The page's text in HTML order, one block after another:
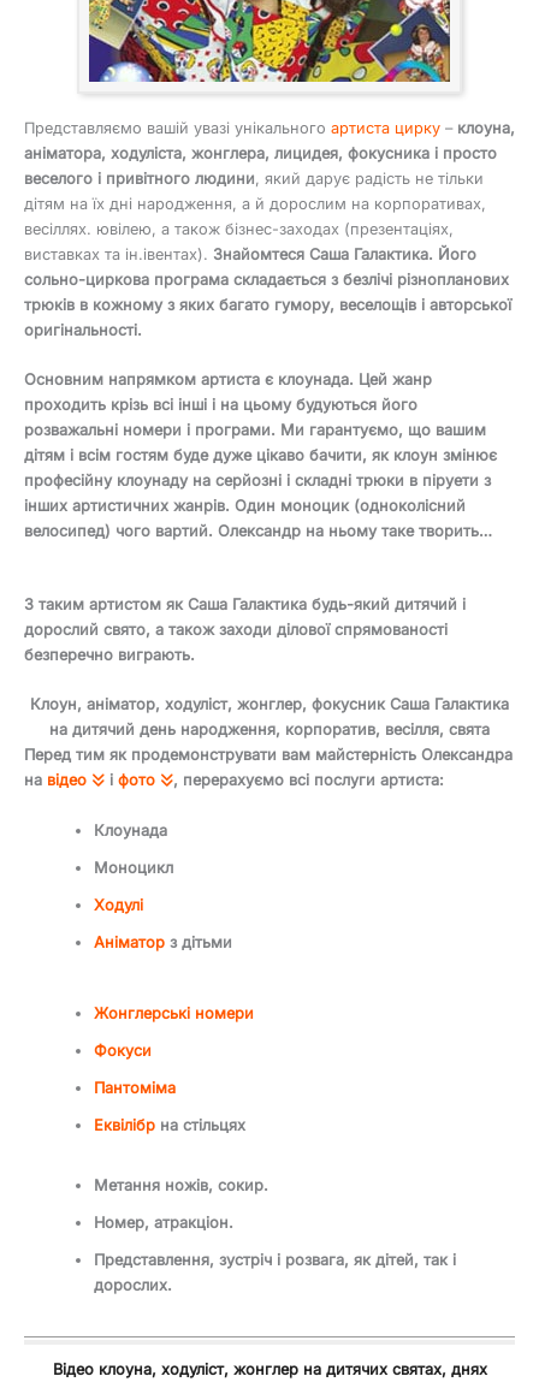
Представляємо вашій увазі унікального артиста цирку – клоуна,
аніматора, ходуліста, жонглера, лицидея, фокусника і просто
веселого і привітного людини, який дарує радість не тільки
дітям на їх дні народження, а й дорослим на корпоративах,
весіллях. ювілею, а також бізнес-заходах (презентаціях,
виставках та ін.івентах). Знайомтеся Саша Галактика. Його
сольно-циркова програма складається з безлічі різнопланових
трюків в кожному з яких багато гумору, веселощів і авторської
оригінальності.
Основним напрямком артиста є клоунада. Цей жанр
проходить крізь всі інші і на цьому будуються його
розважальні номери і програми. Ми гарантуємо, що вашим
дітям і всім гостям буде дуже цікаво бачити, як клоун змінює
професійну клоунаду на серйозні і складні трюки в піруети з
інших артистичних жанрів. Один моноцик (одноколісний
велосипед) чого вартий. Олександр на ньому таке творить…
З таким артистом як Саша Галактика будь-який дитячий і
дорослий свято, а також заходи ділової спрямованості
безперечно виграють.
Клоун, аніматор, ходуліст, жонглер, фокусник Саша Галактика
на дитячий день народження, корпоратив, весілля, свята
Перед тим як продемонструвати вам майстерність Олександра
на відео і фото , перерахуємо всі послуги артиста:
Клоунада
Моноцикл
Ходулі
Аніматор з дітьми
Жонглерські номери
Фокуси
Пантоміма
Еквілібр на стільцях
Метання ножів, сокир.
Номер, атракціон.
Представлення, зустріч і розвага, як дітей, так і
дорослих.
Відео клоуна, ходуліст, жонглер на дитячих святах, днях